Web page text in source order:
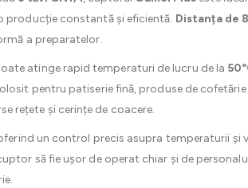
producție constantă și eficientă. Distanța de
a preparatelor.
atinge rapid temperaturi de lucru de la
pentru patiserie fină, produse de
rețete și cerințe de coacere.
un control precis asupra temperaturii și
să fie ușor de operat chiar și de